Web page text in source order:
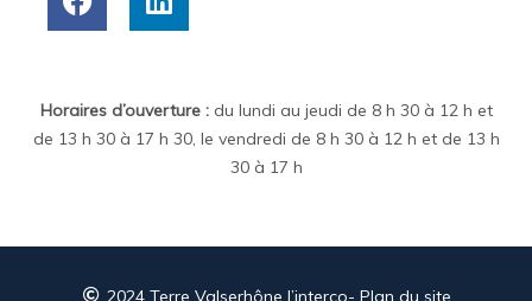
Horaires d’ouverture : du lundi au jeudi de 8 h 30 à 12 h et
de 13 h 30 à 17 h 30, le vendredi de 8 h 30 à 12 h et de 13 h
30 à 17 h
2024 Terre Valserhône l’interco- Plan du site